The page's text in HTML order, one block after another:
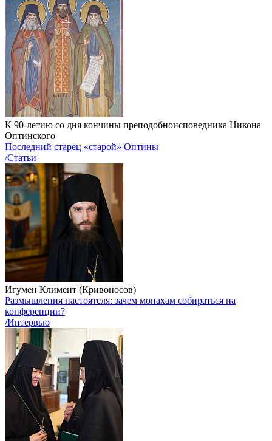
К 90-летию со дня кончины преподобноисповедника Никона
Оптинского
Последний cтарец «старой» Оптины
/Статьи
Игумен Климент (Кривоносов)
Размышления настоятеля: зачем монахам собираться на
конференции?
/Интервью